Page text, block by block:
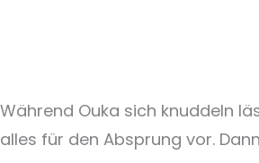
Während Ouka sich knuddeln
alles für den Absprung vor.